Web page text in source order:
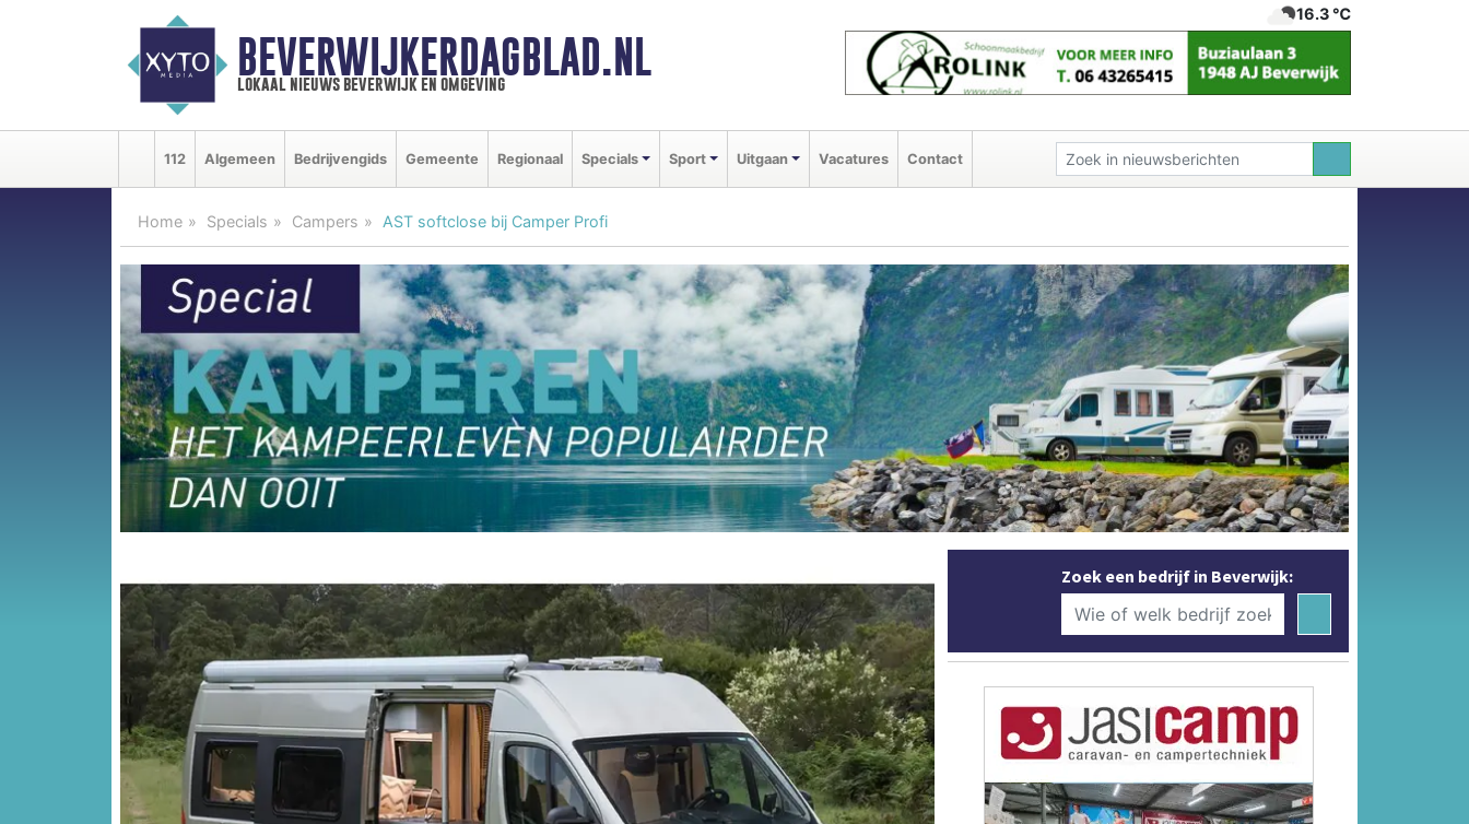
BEVERWIJKERDAGBLAD.NL
lokaal nieuws beverwijk en omgeving
16.3 ℃
112 Algemeen Bedrijvengids Gemeente Regionaal Specials Sport Uitgaan Vacatures Contact
Home Specials Campers AST softclose bij Camper Profi
Zoek een bedrijf in Beverwijk: